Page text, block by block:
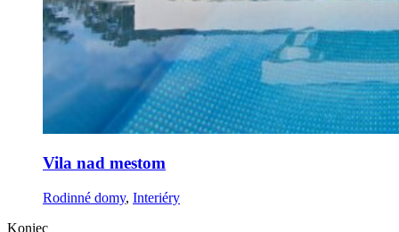
Vila nad mestom
Rodinné domy, Interiéry
Koniec